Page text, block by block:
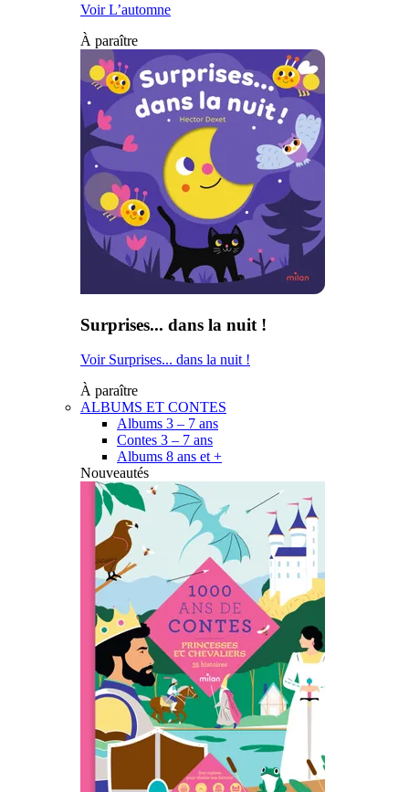
Voir L’automne
À paraître
Surprises... dans la nuit !
Voir Surprises... dans la nuit !
À paraître
ALBUMS ET CONTES
Albums 3 – 7 ans
Contes 3 – 7 ans
Albums 8 ans et +
Nouveautés